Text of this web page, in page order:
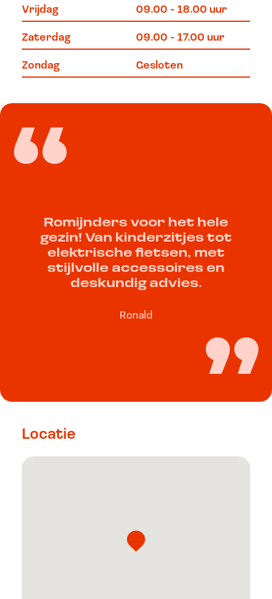
Vrijdag
Zaterdag
Zondag
09.00 - 18.00 uur
09.00 - 17.00 uur
Gesloten
Romijnders voor het hele
gezin! Van kinderzitjes tot
elektrische fietsen, met
stijlvolle accessoires en
deskundig advies.
Ronald
Locatie